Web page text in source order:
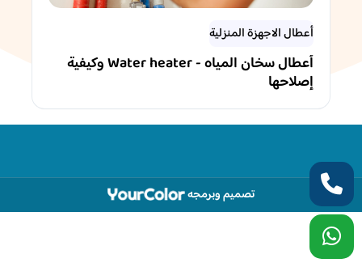
أعطال الاجهزة المنزلية
أعطال سخان المياه - Water heater وكيفية
إصلاحها
تصميم وبرمجه